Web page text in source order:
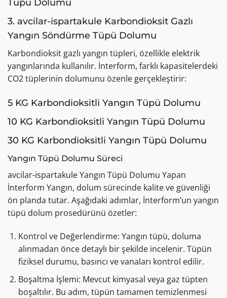
Tüpü Dolumu
3. avcilar-ispartakule Karbondioksit Gazlı
Yangın Söndürme Tüpü Dolumu
Karbondioksit gazlı yangın tüpleri, özellikle elektrik
yangınlarında kullanılır. İnterform, farklı kapasitelerdeki
CO2 tüplerinin dolumunu özenle gerçekleştirir:
5 KG Karbondioksitli Yangın Tüpü Dolumu
10 KG Karbondioksitli Yangın Tüpü Dolumu
30 KG Karbondioksitli Yangın Tüpü Dolumu
Yangın Tüpü Dolumu Süreci
avcilar-ispartakule Yangın Tüpü Dolumu Yapan
İnterform Yangın, dolum sürecinde kalite ve güvenliği
ön planda tutar. Aşağıdaki adımlar, İnterform’un yangın
tüpü dolum prosedürünü özetler:
Kontrol ve Değerlendirme: Yangın tüpü, doluma
alınmadan önce detaylı bir şekilde incelenir. Tüpün
fiziksel durumu, basıncı ve vanaları kontrol edilir.
Boşaltma İşlemi: Mevcut kimyasal veya gaz tüpten
boşaltılır. Bu adım, tüpün tamamen temizlenmesi